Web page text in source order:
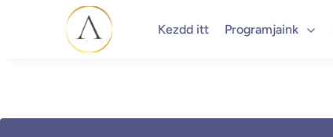
Kezdd itt Programjaink